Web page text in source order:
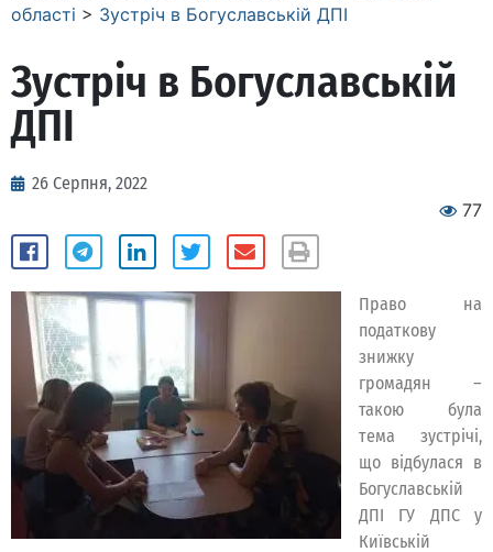
області > Зустріч в Богуславській ДПІ
Зустріч в Богуславській
ДПІ
26 Серпня, 2022
77
Право на
податкову
знижку
громадян –
такою була
тема зустрічі,
що відбулася в
Богуславській
ДПІ ГУ ДПС у
Київській